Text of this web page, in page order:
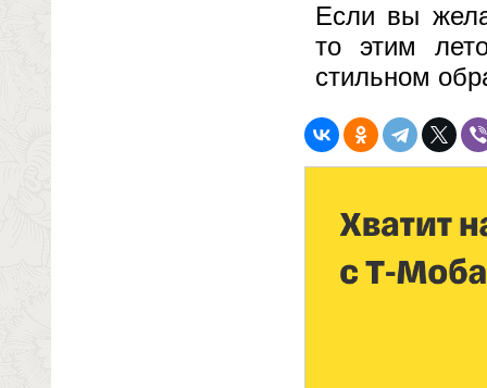
Если вы
то этим
стильном